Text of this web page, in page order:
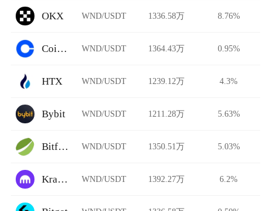
OKX WND/USDT 1336.58万 8.76%
Coinbase WND/USDT 1364.43万 0.95%
HTX WND/USDT 1239.12万 4.3%
Bybit WND/USDT 1211.28万 5.63%
Bitfinex WND/USDT 1350.51万 5.03%
Kraken WND/USDT 1392.27万 6.2%